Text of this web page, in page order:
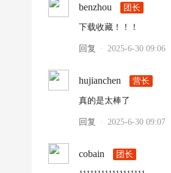
benzhou 团长
下载收藏！！！
回复 · 2025-6-30 09:06
hujianchen 营长
真的是太棒了
回复 · 2025-6-30 09:07
cobain 团长